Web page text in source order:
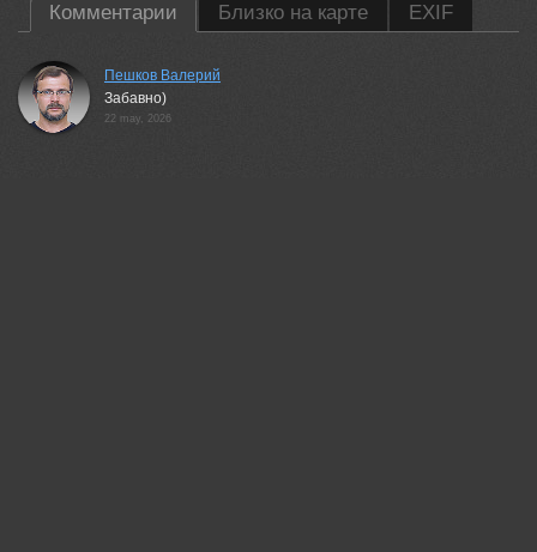
Комментарии Близко на карте EXIF
Пешков Валерий
Забавно)
22 may, 2026